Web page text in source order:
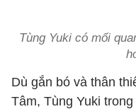
Tùng Yuki có mối
Dù gắn bó và thân
Tâm, Tùng Yuki